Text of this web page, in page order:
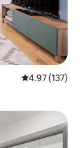
從 137 則評價
4.97 (137)